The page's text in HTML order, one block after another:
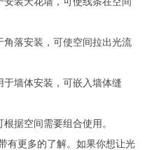
落安装，可使空间拉出光流
墙体安装，可嵌入墙体缝
据空间需要组合使用。
更多的了解。如果你想让光